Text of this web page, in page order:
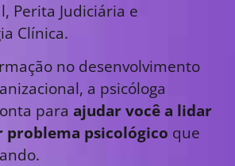
Perita Judiciária e
Clínica.
no desenvolvimento
a psicóloga
para ajudar você a lidar
problema psicológico que